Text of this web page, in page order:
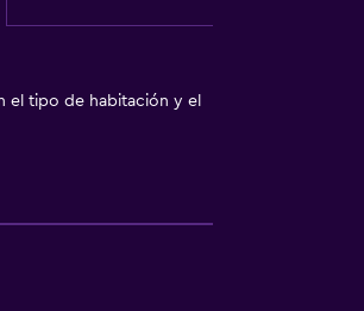
el tipo de habitación y el